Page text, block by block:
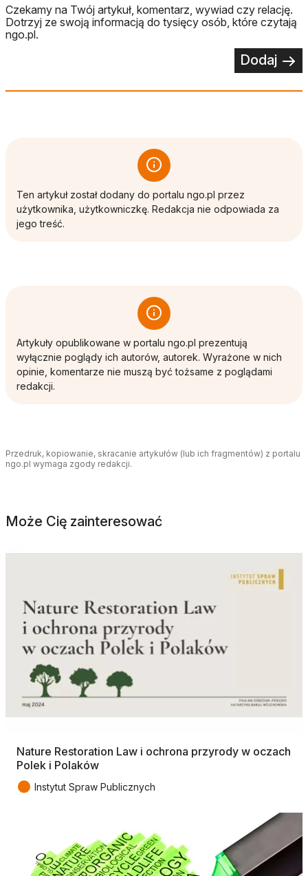
Czekamy na Twój artykuł, komentarz, wywiad czy relację.
Dotrzyj ze swoją informacją do tysięcy osób, które czytają
ngo.pl.
Dodaj
Ten artykuł został dodany do portalu ngo.pl przez
użytkownika, użytkowniczkę. Redakcja nie odpowiada za
jego treść.
Artykuły opublikowane w portalu ngo.pl prezentują
wyłącznie poglądy ich autorów, autorek. Wyrażone w nich
opinie, komentarze nie muszą być tożsame z poglądami
redakcji.
Przedruk, kopiowanie, skracanie artykułów (lub ich fragmentów) z portalu
ngo.pl wymaga zgody redakcji.
Może Cię zainteresować
Nature Restoration Law i ochrona przyrody w oczach
Polek i Polaków
● Instytut Spraw Publicznych